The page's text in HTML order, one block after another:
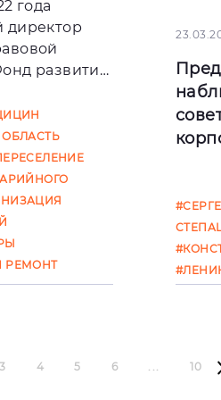
года
директор
развития
РЕМОНТ
года,
3 4 5 6 ... 10